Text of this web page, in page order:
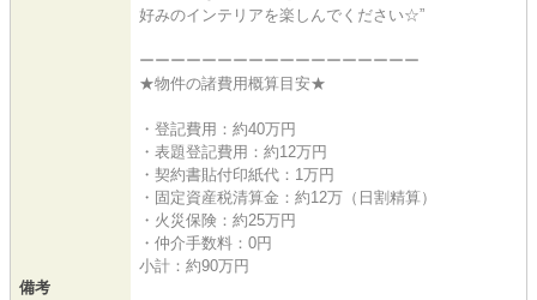
備考
好みのインテリアを楽しんでください☆”
ーーーーーーーーーーーーーーーーーー
★物件の諸費用概算目安★
・登記費用：約40万円
・表題登記費用：約12万円
・契約書貼付印紙代：1万円
・固定資産税清算金：約12万（日割精算）
・火災保険：約25万円
・仲介手数料：0円
小計：約90万円